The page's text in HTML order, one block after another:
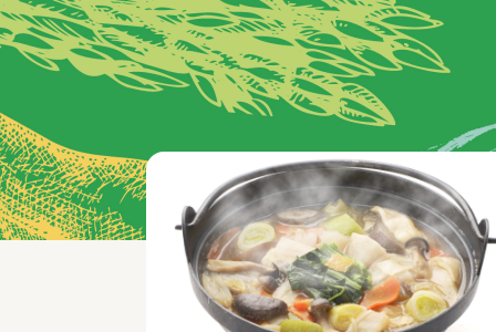
特集記事